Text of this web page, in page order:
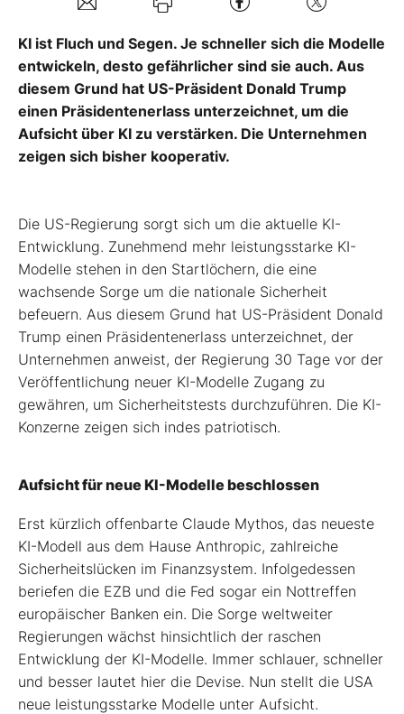
Kontakt
KI ist Fluch und Segen. Je schneller sich die Modelle
entwickeln, desto gefährlicher sind sie auch. Aus
diesem Grund hat US-Präsident Donald Trump
einen Präsidentenerlass unterzeichnet, um die
Aufsicht über KI zu verstärken. Die Unternehmen
zeigen sich bisher kooperativ.
Die US-Regierung sorgt sich um die aktuelle KI-
Entwicklung. Zunehmend mehr leistungsstarke KI-
Modelle stehen in den Startlöchern, die eine
wachsende Sorge um die nationale Sicherheit
befeuern. Aus diesem Grund hat US-Präsident Donald
Trump einen Präsidentenerlass unterzeichnet, der
Unternehmen anweist, der Regierung 30 Tage vor der
Veröffentlichung neuer KI-Modelle Zugang zu
gewähren, um Sicherheitstests durchzuführen. Die KI-
Konzerne zeigen sich indes patriotisch.
Aufsicht für neue KI-Modelle beschlossen
Erst kürzlich offenbarte Claude Mythos, das neueste
KI-Modell aus dem Hause Anthropic, zahlreiche
Sicherheitslücken im Finanzsystem. Infolgedessen
beriefen die EZB und die Fed sogar ein Nottreffen
europäischer Banken ein. Die Sorge weltweiter
Regierungen wächst hinsichtlich der raschen
Entwicklung der KI-Modelle. Immer schlauer, schneller
und besser lautet hier die Devise. Nun stellt die USA
neue leistungsstarke Modelle unter Aufsicht.